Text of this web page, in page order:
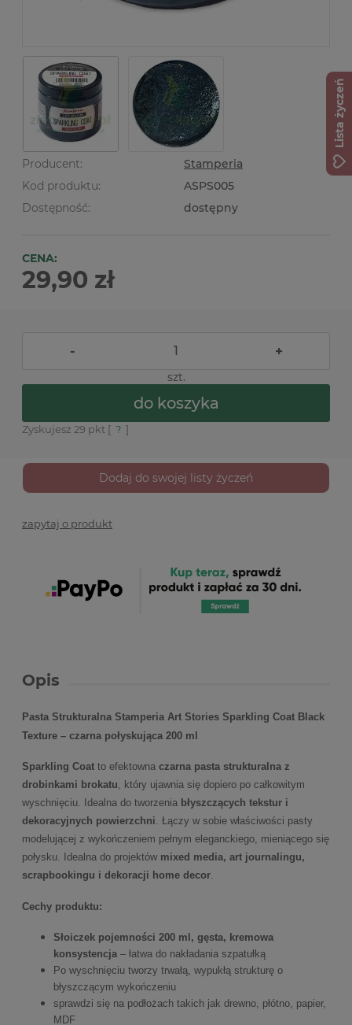
Producent:
Stamperia
Kod produktu:
ASPS005
Dostępność:
dostępny
CENA:
29,90 zł
- +
szt.
do koszyka
Zyskujesz 29 pkt [ ? ]
Dodaj do swojej listy życzeń
zapytaj o produkt
Opis
Pasta Strukturalna Stamperia Art Stories Sparkling Coat Black
Texture – czarna połyskująca 200 ml
Sparkling Coat to efektowna czarna pasta strukturalna z
drobinkami brokatu, który ujawnia się dopiero po całkowitym
wyschnięciu. Idealna do tworzenia błyszczących tekstur i
dekoracyjnych powierzchni. Łączy w sobie właściwości pasty
modelującej z wykończeniem pełnym eleganckiego, mieniącego się
połysku. Idealna do projektów mixed media, art journalingu,
scrapbookingu i dekoracji home decor.
Cechy produktu:
Słoiczek pojemności 200 ml, gęsta, kremowa
konsystencja – łatwa do nakładania szpatułką
Po wyschnięciu tworzy trwałą, wypukłą strukturę o
błyszczącym wykończeniu
sprawdzi się na podłożach takich jak drewno, płótno, papier,
MDF
Lista życzeń